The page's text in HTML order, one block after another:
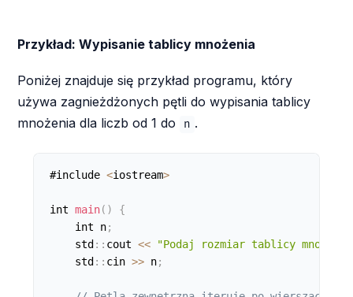
Przykład: Wypisanie tablicy mnożenia
Poniżej znajduje się przykład programu, który
używa zagnieżdżonych pętli do wypisania tablicy
mnożenia dla liczb od 1 do
n .
#include <iostream>
int main( )
{
    int n
;
    std
: : cout <<
"Podaj rozmiar tablicy
    std
: : cin >> n;